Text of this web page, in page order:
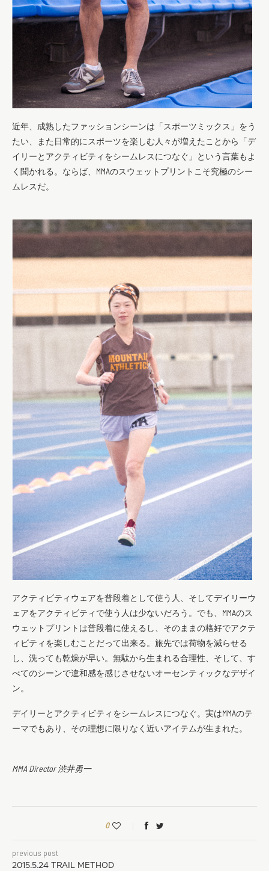
近年、成熟したファッションシーンは「スポーツミックス」をう
たい、また日常的にスポーツを楽しむ人々が増えたことから「デ
イリーとアクティビティをシームレスにつなぐ」という言葉もよ
く聞かれる。ならば、MMAのスウェットプリントこそ究極のシー
ムレスだ。
アクティビティウェアを普段着として使う人、そしてデイリーウ
ェアをアクティビティで使う人は少ないだろう。でも、MMAのス
ウェットプリントは普段着に使えるし、そのままの格好でアクテ
ィビティを楽しむことだって出来る。旅先では荷物を減らせる
し、洗っても乾燥が早い。無駄から生まれる合理性、そして、す
べてのシーンで違和感を感じさせないオーセンティックなデザイ
ン。
デイリーとアクティビティをシームレスにつなぐ。実はMMAのテ
ーマでもあり、その理想に限りなく近いアイテムが生まれた。
MMA Director 渋井勇一
0
previous post
2015.5.24 TRAIL METHOD